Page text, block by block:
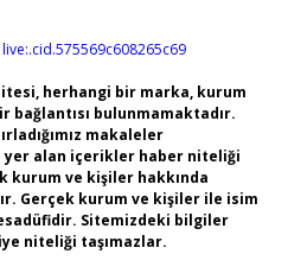
live:.cid.575569c608265c69
herhangi bir marka, kurum
bağlantısı bulunmamaktadır.
makaleler
yer alan içerikler haber niteliği
kurum ve kişiler hakkında
Gerçek kurum ve kişiler ile isim
Sitemizdeki bilgiler
niteliği taşımazlar.